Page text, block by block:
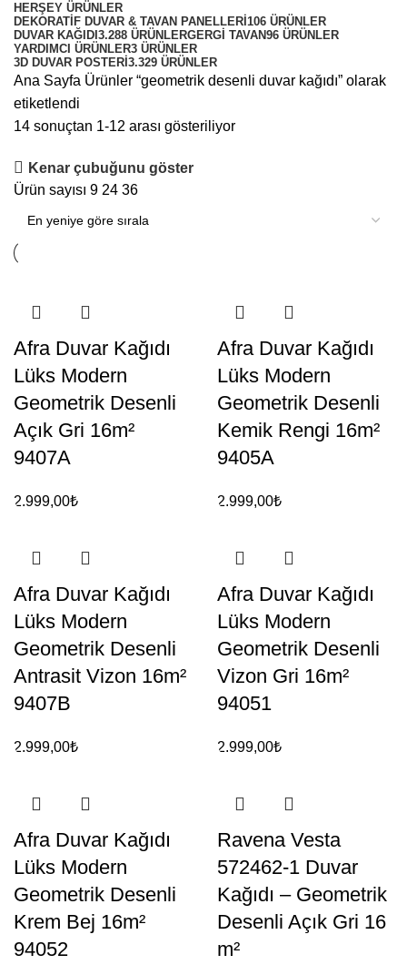
HERŞEY ÜRÜNLER
DEKORATIF DUVAR & TAVAN PANELLERI 106 ÜRÜNLER
DUVAR KAĞIDI 3.288 ÜRÜNLERGERGI TAVAN96 ÜRÜNLER
YARDIMCI ÜRÜNLER3 ÜRÜNLER
3D DUVAR POSTERI 3.329 ÜRÜNLER
Ana Sayfa Ürünler “geometrik desenli duvar kağıdı” olarak
etiketlendi
14 sonuçtan 1-12 arası gösteriliyor
Kenar çubuğunu göster
Ürün sayısı 9 24 36
Afra Duvar Kağıdı
Lüks Modern
Geometrik Desenli
Açık Gri 16m²
9407A
2.999,00₺
Afra Duvar Kağıdı
Lüks Modern
Geometrik Desenli
Kemik Rengi 16m²
9405A
2.999,00₺
Afra Duvar Kağıdı
Lüks Modern
Geometrik Desenli
Antrasit Vizon 16m²
9407B
2.999,00₺
Afra Duvar Kağıdı
Lüks Modern
Geometrik Desenli
Vizon Gri 16m²
94051
2.999,00₺
Afra Duvar Kağıdı
Lüks Modern
Geometrik Desenli
Krem Bej 16m²
94052
Ravena Vesta
572462-1 Duvar
Kağıdı – Geometrik
Desenli Açık Gri 16
m²